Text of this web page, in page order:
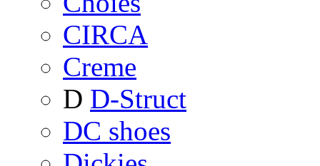
CIRCA
Creme
D D-Struct
DC shoes